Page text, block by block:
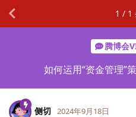
腾博会
如何运用“资金管理”
1 / 1
侧切 2024年9月18日